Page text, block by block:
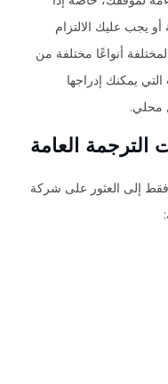
يجب عليك الالتزام
أنواعًا مختلفة من
يمكنك إدراجها
الترجمة العامة
فقط إلى العثور على شركة